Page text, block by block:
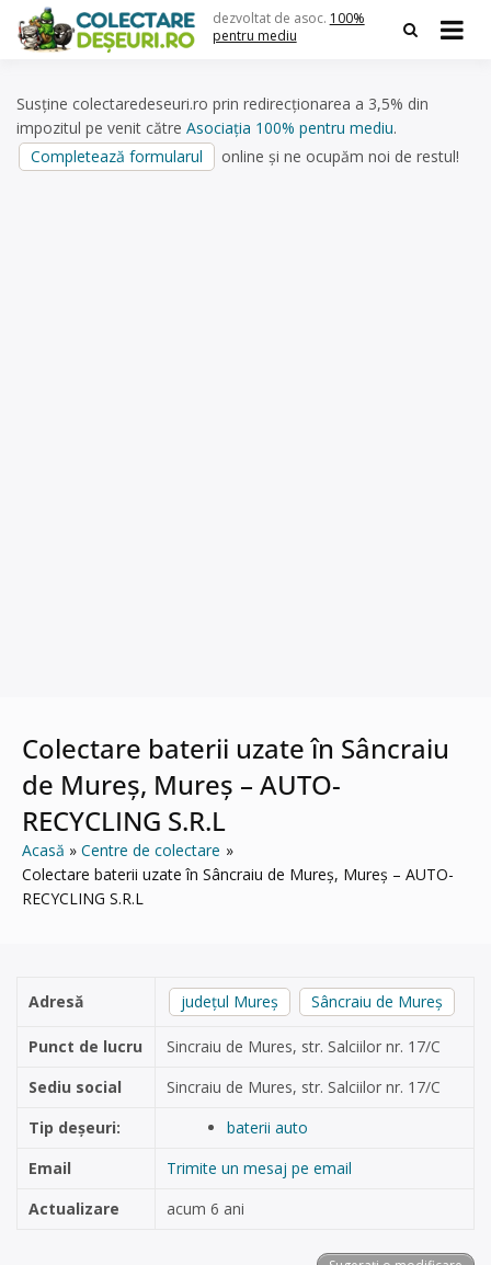
content
dezvoltat de asoc. 100%
pentru mediu
Susține colectaredeseuri.ro prin redirecționarea a 3,5% din
impozitul pe venit către Asociația 100% pentru mediu.
Completează formularul
online și ne ocupăm noi de restul!
Colectare baterii uzate în Sâncraiu
de Mureș, Mureș – AUTO-
RECYCLING S.R.L
Acasă
Centre de colectare
Colectare baterii uzate în Sâncraiu de Mureș, Mureș – AUTO-
RECYCLING S.R.L
Adresă județul Mureș Sâncraiu de Mureș
Punct de lucru
Sincraiu de Mures, str. Salciilor nr. 17/C
Sediu social
Sincraiu de Mures, str. Salciilor nr. 17/C
Tip deșeuri:
baterii auto
Email
Trimite un mesaj pe email
Actualizare
acum 6 ani